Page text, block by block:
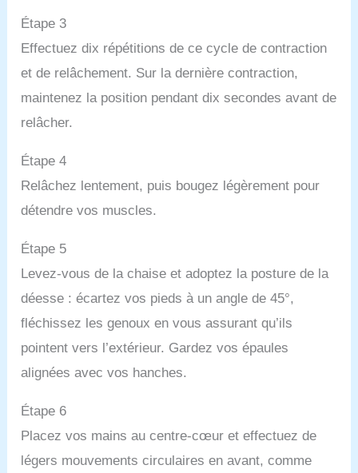
Étape 3
Effectuez dix répétitions de ce cycle de contraction
et de relâchement. Sur la dernière contraction,
maintenez la position pendant dix secondes avant de
relâcher.
Étape 4
Relâchez lentement, puis bougez légèrement pour
détendre vos muscles.
Étape 5
Levez-vous de la chaise et adoptez la posture de la
déesse : écartez vos pieds à un angle de 45°,
fléchissez les genoux en vous assurant qu’ils
pointent vers l’extérieur. Gardez vos épaules
alignées avec vos hanches.
Étape 6
Placez vos mains au centre-cœur et effectuez de
légers mouvements circulaires en avant, comme